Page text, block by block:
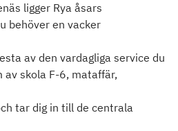
ligger Rya åsars
behöver en vacker
av den vardagliga service du
av skola F-6, mataffär,
tar dig in till de centrala